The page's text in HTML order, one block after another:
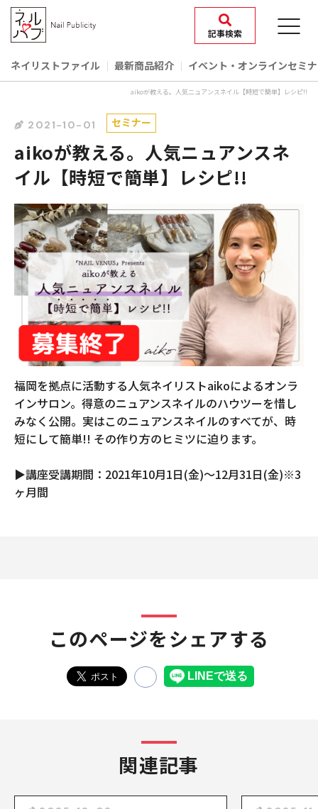
記事検索
ネイリストファイル 最新商品紹介 イベント‧オンラインセミ
aikoが教える。人気ニュアンスネイル【時短で簡単】レシピ!!
2021-10-01 セミナー
aikoが教える。人気ニュアンスネ
イル【時短で簡単】レシピ!!
福岡を拠点に活動する人気ネイリストaikoによるオンラ
インサロン。得意のニュアンスネイルのハウツーを惜し
みなく公開。実はこのニュアンスネイルのすべてが、時
短にして簡単!! その作り方のヒミツに迫ります。
▶︎講座受講期間：2021年10月1日(金)〜12月31日(金)※3
ヶ月間
このページをシェアする
関連記事